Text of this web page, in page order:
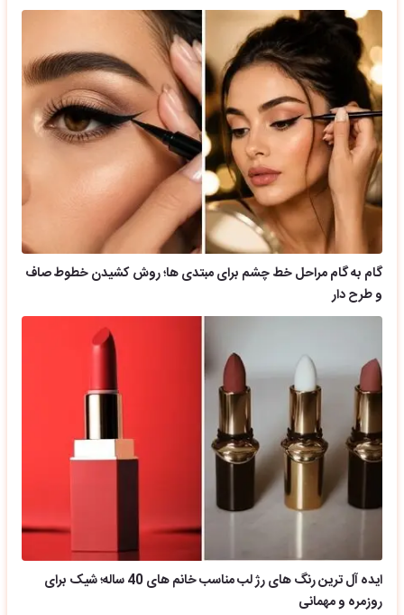
گام به گام مراحل خط چشم برای مبتدی ها؛ روش کشیدن خطوط صاف
و طرح دار
ایده آل ترین رنگ های رژ لب مناسب خانم های 40 ساله؛ شیک برای
روزمره و مهمانی